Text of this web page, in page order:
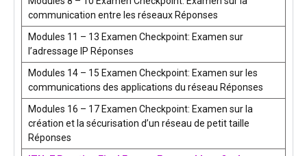
communication entre les réseaux Réponses
Modules 11 – 13 Examen Checkpoint: Examen sur
l’adressage IP Réponses
Modules 14 – 15 Examen Checkpoint: Examen sur les
communications des applications du réseau Réponses
Modules 16 – 17 Examen Checkpoint: Examen sur la
création et la sécurisation d’un réseau de petit taille
Réponses